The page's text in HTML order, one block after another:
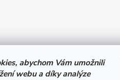
abychom Vám umožnili
webu a díky analýze
účtenku. Zároveň je